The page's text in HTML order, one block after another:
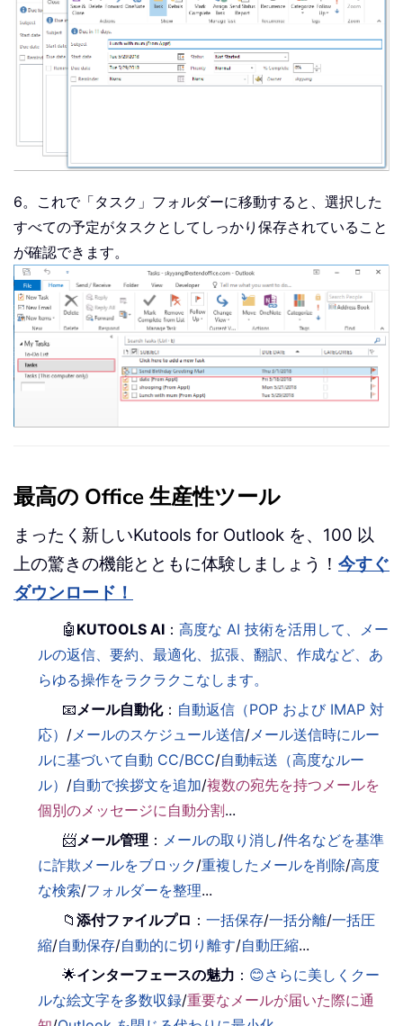
6。これで「タスク」フォルダーに移動すると、選択した
すべての予定がタスクとしてしっかり保存されていること
が確認できます。
最高の Office 生産性ツール
まったく新しいKutools for Outlook を、100 以
上の驚きの機能とともに体験しましょう！ 今すぐ
ダウンロード！
🤖 KUTOOLS AI ：高度な AI 技術を活用して、メー
ルの返信、要約、最適化、拡張、翻訳、作成など、あ
らゆる操作をラクラクこなします。
📧 メール自動化： 自動返信（POP および IMAP 対
応） / メールのスケジュール送信/ メール送信時にルー
ルに基づいて自動 CC/BCC/自動転送（高度なルー
ル） /自動で挨拶文を追加/複数の宛先を持つメールを
個別のメッセージに自動分割...
📨メール管理 ： メールの取り消し/件名などを基準
に詐欺メールをブロック/重複したメールを削除/高度
な検索/フォルダーを整理...
📁添付ファイルプロ ：一括保存/一括分離/一括圧
縮/自動保存/自動的に切り離す/自動圧縮...
🌟インターフェースの魅力 ： 😊さらに美しくクー
ルな絵文字を多数収録/重要なメールが届いた際に通